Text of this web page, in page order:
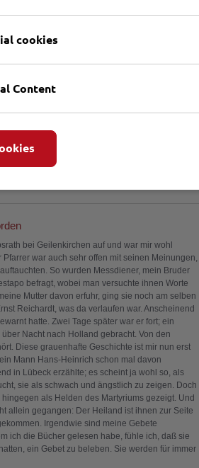
das Regime seinem eigenen Volk zufügte.
Märtyrer vor, und es fällt mir schwer zu
Texte las, die Hans mir gab und die ich im
mich das Schicksal dieser guten Männer, die
der Zeit zu erheben. Ihre Briefe, die sie
außergewöhnlich. Sie sind erschütternd zu
lesen. Wenn ich ihre Porträts anschaue,
geschichtlich Interessierte weitergeleitet und an
Wir werden alle an Lübeck denken,
mich, was die Märtyrer wohl denken, wenn sie
bei Geilenkirchen auf und war mir wohl
war auch sehr offen mit seinen Meinungen,
So wurden Messdiener, mein Bruder
befragt, wobei man versuchte ihnen Worte
Mutter davon erfuhr, ging sie noch am selben
Reichardt, was da verlaufen war. Anscheinend
hatte. Zwei Tage später war er fort; ein
Nacht nach Holland gebracht. Von den
Diese grauenhafte Geschichte ist mir nun erst
Mann Hans-Heinrich schon mal davon
in Lübeck erzählte; es scheint ja wohl so, als
sie als schwach und ängstlich zu zeigen. Doch
als Helden des Martyriums gezeigt. Und
allein gegangen: Der Heiland ist ihnen zur Seite
Irgendwie sind meine Gebete
ich die Bücher gelesen habe, fühle ich, daß sie
ein Gebet zu beleben. Sie werden für immer
cookies
Content